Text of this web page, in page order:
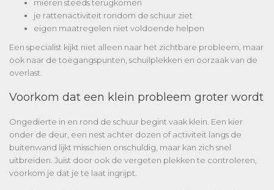
mieren steeds terugkomen
je rattenactiviteit rondom de schuur ziet
eigen maatregelen niet voldoende helpen
Een specialist kijkt niet alleen naar het zichtbare probleem, maar
ook naar de toegangspunten, schuilplekken en oorzaak van de
overlast.
Voorkom dat een klein probleem groter wordt
Ongedierte in en rond de schuur begint vaak klein. Een kier
onder de deur, een nest achter dozen of activiteit langs de
buitenwand lijkt misschien onschuldig, maar kan zich snel
uitbreiden. Juist door ook de vergeten plekken te controleren,
voorkom je dat je te laat ingrijpt.